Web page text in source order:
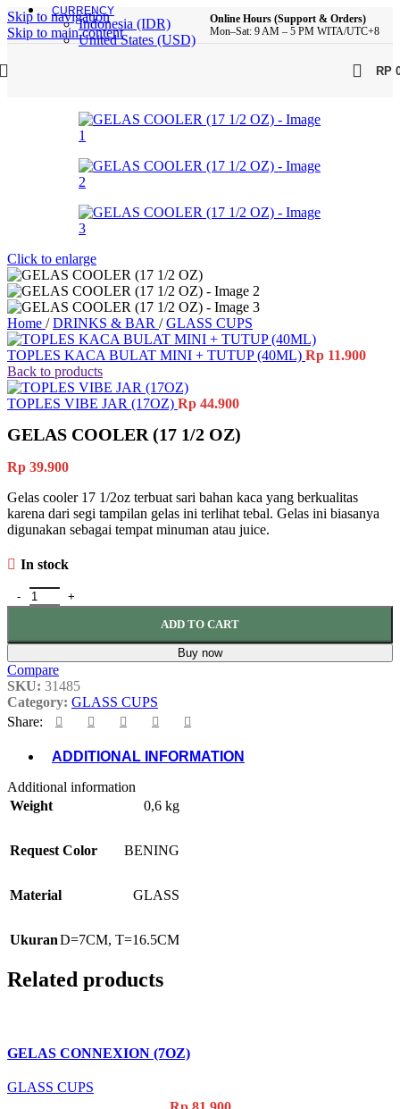
Skip to navigation
Skip to main content
CURRENCY
Indonesia (IDR)
United States (USD)
Online Hours (Support & Orders)
Mon–Sat: 9 AM – 5 PM WITA/UTC+8
RP
Click to enlarge
Home / DRINKS & BAR / GLASS CUPS
TOPLES KACA BULAT MINI + TUTUP (40ML) Rp 11.900
Back to products
TOPLES VIBE JAR (17OZ) Rp 44.900
GELAS COOLER (17 1/2 OZ)
Rp 39.900
Gelas cooler 17 1/2oz terbuat sari bahan kaca yang berkualitas
karena dari segi tampilan gelas ini terlihat tebal. Gelas ini biasanya
digunakan sebagai tempat minuman atau juice.
In stock
GELAS COOLER (17 1/2 OZ) quantity
ADD TO CART
Buy now
Compare
SKU: 31485
Category: GLASS CUPS
Share:
ADDITIONAL INFORMATION
Additional information
Weight
0,6 kg
Request Color BENING
Material GLASS
UkuranD=7CM, T=16.5CM
Related products
GELAS CONNEXION (7OZ)
GLASS CUPS